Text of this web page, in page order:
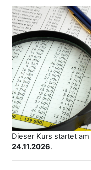
Dieser Kurs startet am
24.11.2026.